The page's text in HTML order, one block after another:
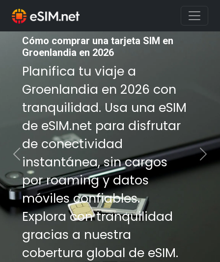
Cómo comprar una tarjeta SIM en
Groenlandia en 2026
Planifica tu viaje a
Groenlandia en 2026 con
tranquilidad. Usa una eSIM
de eSIM.net para disfrutar
de conectividad
instantánea, sin cargos
por roaming y datos
móviles confiables.
Explora con tranquilidad
gracias a nuestra
cobertura global de eSIM.
Cómo comprar una tarjeta SIM en
Groenlandia en 2026
Planifica tu viaje a
Groenlandia en 2026 con
tranquilidad. Usa una eSIM
de eSIM.net para disfrutar
de conectividad
instantánea, sin cargos
por roaming y datos
móviles confiables.
Explora con tranquilidad
gracias a nuestra
cobertura global de eSIM.
Previous Next